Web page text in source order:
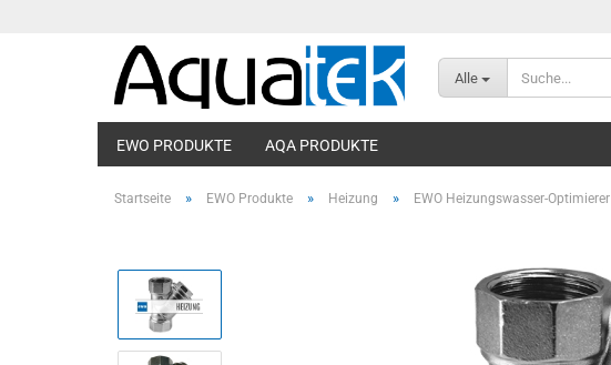
Alle
EWO PRODUKTE AQA PRODUKTE
Startseite » EWO Produkte » Heizung » EWO Heizungswasser-Optimierer